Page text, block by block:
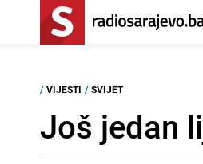
/ VIJESTI / SVIJET
Još jedan